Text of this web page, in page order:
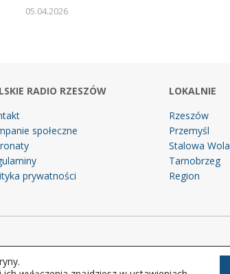
05.04.2026
RADIO RZESZÓW
społeczne
prywatności
LOKALNIE
Rzeszów
Przemyśl
Stalowa Wola
Tarnobrzeg
Region